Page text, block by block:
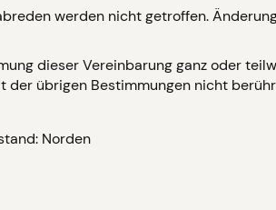
werden nicht getroffen.
dieser Vereinbarung ganz oder
der übrigen Bestimmungen nicht
Norden